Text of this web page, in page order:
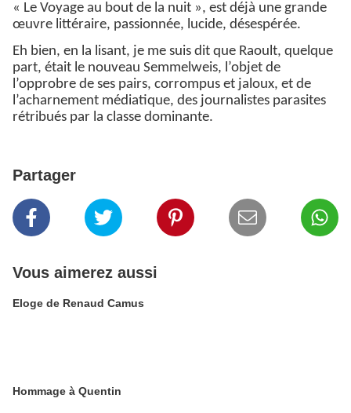
« Le Voyage au bout de la nuit », est déjà une grande
œuvre littéraire, passionnée, lucide, désespérée.
Eh bien, en la lisant, je me suis dit que Raoult, quelque
part, était le nouveau Semmelweis, l’objet de
l’opprobre de ses pairs, corrompus et jaloux, et de
l’acharnement médiatique, des journalistes parasites
rétribués par la classe dominante.
Partager
Vous aimerez aussi
Eloge de Renaud Camus
Hommage à Quentin